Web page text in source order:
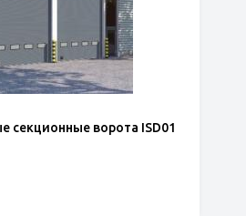
секционные ворота ISD01